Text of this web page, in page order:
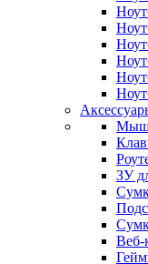
ЗУ
Веб-